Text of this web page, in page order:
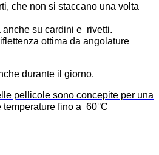
che non si staccano una volta
su cardini e rivetti.
ottima da angolature
durante il giorno.
pellicole sono concepite per una
fino a 60°C